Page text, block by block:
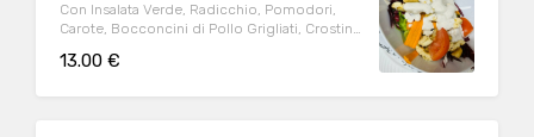
Con Insalata Verde, Radicchio, Pomodori,
Carote, Bocconcini di Pollo Grigliati, Crostini
13.00 €